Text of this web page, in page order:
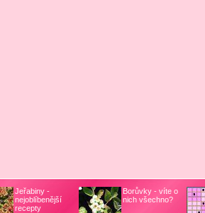
Jeřabiny -
nejoblíbenější
recepty
Borůvky - víte o
nich všechno?